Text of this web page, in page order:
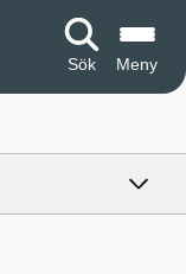
Sök Meny